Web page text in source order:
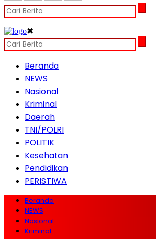
✖
Beranda
NEWS
Nasional
Kriminal
Daerah
TNI/POLRI
POLITIK
Kesehatan
Pendidikan
PERISTIWA
Beranda
NEWS
Nasional
Kriminal